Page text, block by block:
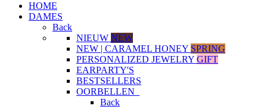
HOME
DAMES
Back
NIEUW NEW
NEW | CARAMEL HONEY SPRING
PERSONALIZED JEWELRY GIFT
EARPARTY'S
BESTSELLERS
OORBELLEN
Back